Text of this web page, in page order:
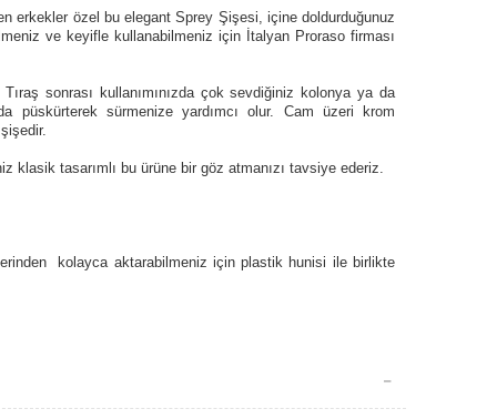
erkekler özel bu elegant Sprey Şişesi, içine doldurduğunuz
ve keyifle kullanabilmeniz için İtalyan Proraso firması
sonrası kullanımınızda çok sevdiğiniz kolonya ya da
püskürterek sürmenize yardımcı olur. Cam üzeri krom
tasarımlı bu ürüne bir göz atmanızı tavsiye ederiz.
kolayca aktarabilmeniz için plastik hunisi ile birlikte